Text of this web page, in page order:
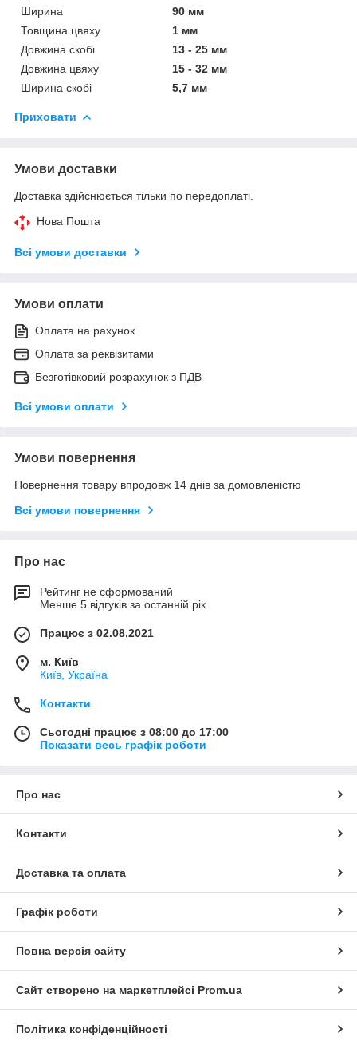
Ширина
90 мм
Товщина цвяху
1 мм
Довжина скобі
13 - 25 мм
Довжина цвяху
15 - 32 мм
Ширина скобі
5,7 мм
Приховати
Умови доставки
Доставка здійснюється тільки по передоплаті.
Нова Пошта
Всі умови доставки
Умови оплати
Оплата на рахунок
Оплата за реквізитами
Безготівковий розрахунок з ПДВ
Всі умови оплати
Умови повернення
Повернення товару впродовж 14 днів за домовленістю
Всі умови повернення
Про нас
Рейтинг не сформований
Менше 5 відгуків за останній рік
Працює з 02.08.2021
м. Київ
Київ, Україна
Контакти
Сьогодні працює з 08:00 до 17:00
Показати весь графік роботи
Про нас
Контакти
Доставка та оплата
Графік роботи
Повна версія сайту
Сайт створено на маркетплейсі Prom.ua
Політика конфіденційності